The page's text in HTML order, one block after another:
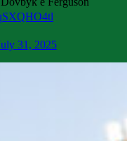
31, 2025